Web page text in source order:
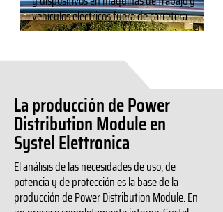
vehículos eléctricos fuera de carretera.
La producción de Power
Distribution Module en
Systel Elettronica
El análisis de las necesidades de uso, de
potencia y de protección es la base de la
producción de Power Distribution Module. En